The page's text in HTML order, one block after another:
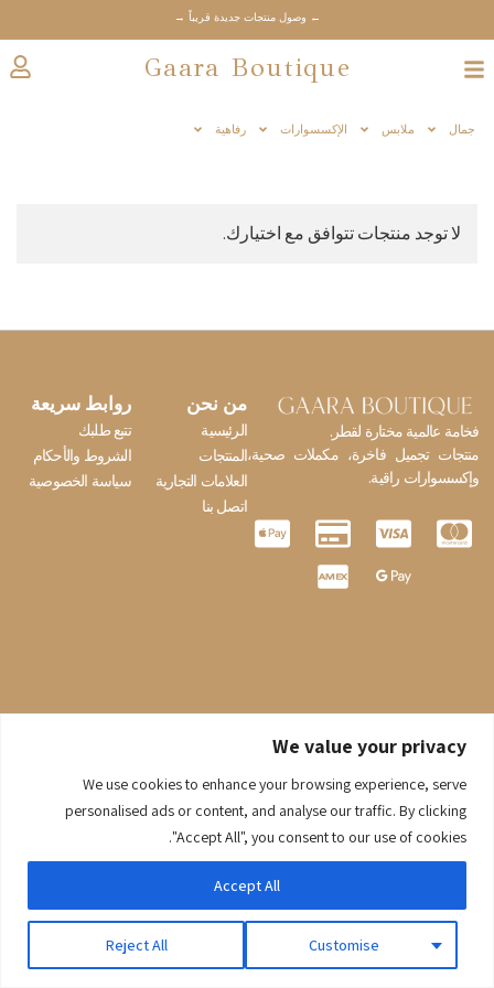
We value your privacy
We use cookies to enhance your browsing experience, serve
personalised ads or content, and analyse our traffic. By clicking
"Accept All", you consent to our use of cookies.
Customise
Reject All
Accept All
← وصول منتجات جديدة قريباً →
Gaara Boutique
جمال ملابس الإكسسوارات رفاهية
لا توجد منتجات تتوافق مع اختيارك.
فخامة عالمية مختارة لقطر.
منتجات تجميل فاخرة، مكملات صحية،
وإكسسوارات راقية.
من نحن
الرئيسية
المنتجات
العلامات التجارية
اتصل بنا
روابط سريعة
تتبع طلبك
الشروط والأحكام
سياسة الخصوصية
© 2026 Gaaraboutique. جميع الحقوق محفوظة.
0